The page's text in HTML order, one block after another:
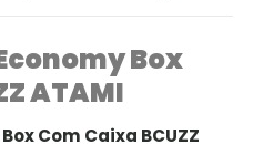
Box
ATAMI
Com Caixa BCUZZ